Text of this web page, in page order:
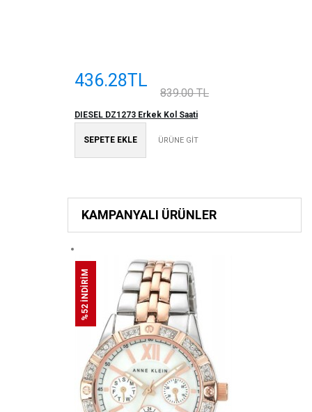
436.28TL
839.00 TL
DIESEL DZ1273 Erkek Kol Saati
SEPETE EKLE ÜRÜNE GİT
KAMPANYALI ÜRÜNLER
%52 İNDİRİM